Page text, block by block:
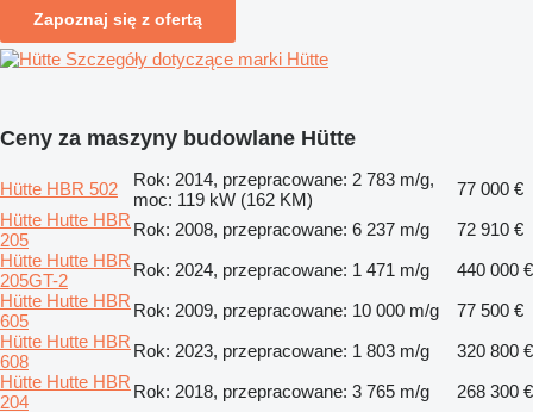
Zapoznaj się z ofertą
Szczegóły dotyczące marki Hütte
Ceny za maszyny budowlane Hütte
Hütte HBR 502
Rok: 2014, przepracowane: 2 783 m/g,
moc: 119 kW (162 KM)
77 000 €
Hütte Hutte HBR
205
Rok: 2008, przepracowane: 6 237 m/g
72 910 €
Hütte Hutte HBR
205GT-2
Rok: 2024, przepracowane: 1 471 m/g
440 000 €
Hütte Hutte HBR
605
Rok: 2009, przepracowane: 10 000 m/g
77 500 €
Hütte Hutte HBR
608
Rok: 2023, przepracowane: 1 803 m/g
320 800 €
Hütte Hutte HBR
204
Rok: 2018, przepracowane: 3 765 m/g
268 300 €